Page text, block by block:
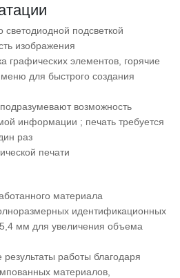
подсветкой
изображения
графических элементов, горячие
для быстрого создания
возможность
информации ; печать требуется
раз
печати
материала
идентификационных
мм для увеличения объема
работы благодаря
материалов,